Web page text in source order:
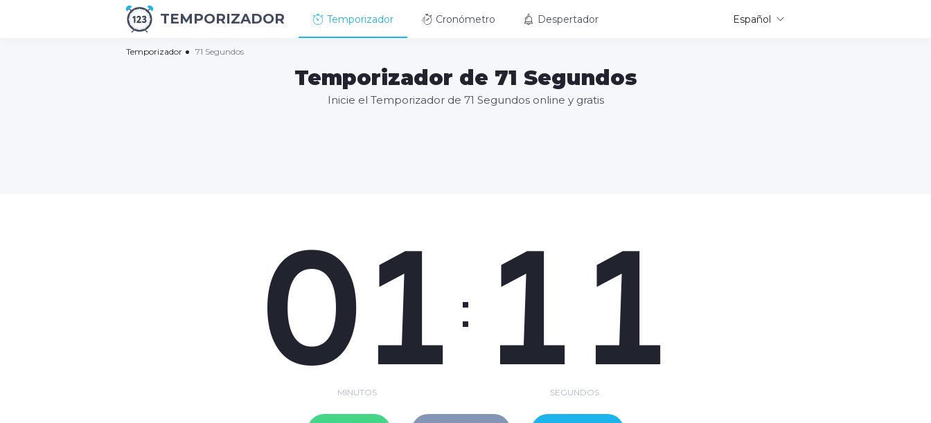
TEMPORIZADOR Temporizador Cronómetro Despertador Español
Temporizador 71 Segundos
Temporizador de 71 Segundos
Inicie el Temporizador de 71 Segundos online y gratis
01
MINUTOS
: 11
SEGUNDOS